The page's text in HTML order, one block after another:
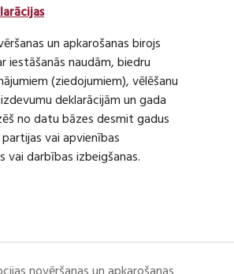
un apkarošanas birojs
iestāšanās naudām, biedru
(ziedojumiem), vēlēšanu
deklarācijām un gada
no datu bāzes desmit gadus
vai apvienības
vai darbības izbeigšanas.